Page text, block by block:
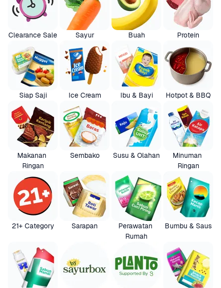
Clearance Sale Sayur Buah Protein
Siap Saji Ice Cream Ibu & Bayi Hotpot & BBQ
Makanan
Ringan
Sembako Susu & Olahan
Minuman
Ringan
21+ Category Sarapan
Perawatan
Rumah
Bumbu & Saus